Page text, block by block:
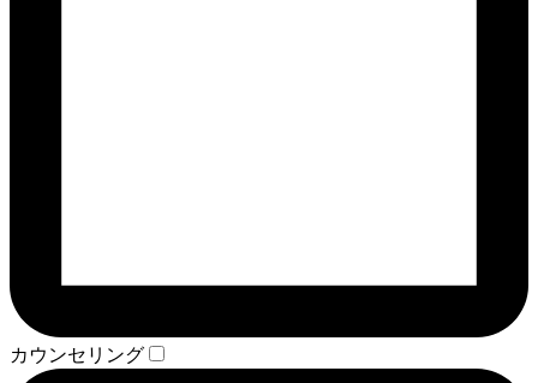
カウンセリング